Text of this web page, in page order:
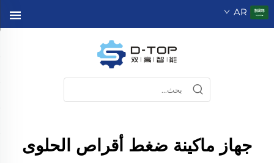
AR
جهاز ماكينة ضغط أقراص الحلوى